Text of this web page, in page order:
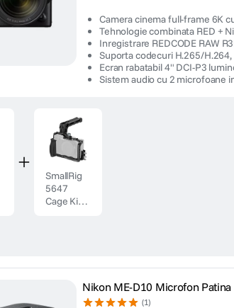
Camera cinema full-frame 6K
Tehnologie combinata RED +
Inregistrare REDCODE RAW
Suporta codecuri H.265/
Ecran rabatabil 4" DCI-P3
Sistem audio cu 2 microfoane
SmallRig
5647
Cage Kit
Nikon ME-D10 Microfon
(1)